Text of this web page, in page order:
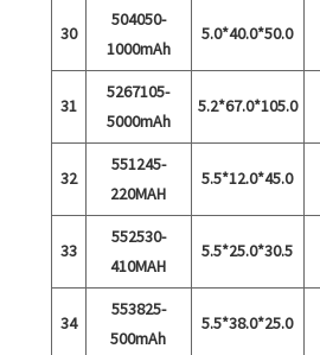
30
504050-
1000mAh
5.0*40.0*50.0
31
5267105-
5000mAh
5.2*67.0*105.0
32
551245-
220MAH
5.5*12.0*45.0
33
552530-
410MAH
5.5*25.0*30.5
34
553825-
500mAh
5.5*38.0*25.0